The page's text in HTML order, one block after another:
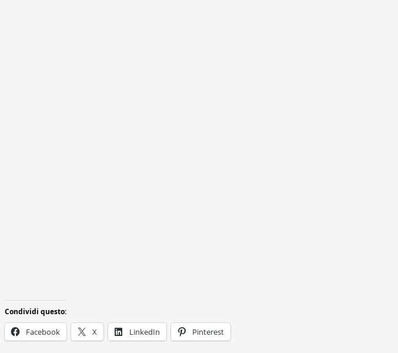
Condividi questo:
Facebook X LinkedIn Pinterest